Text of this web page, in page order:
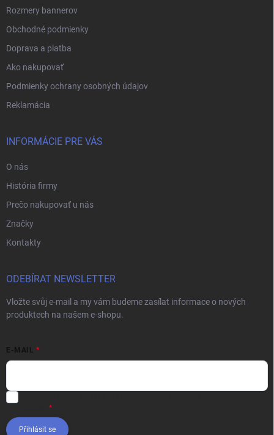
Rozmery bannerov
Obchodné podmienky
Doprava a platba
Ako nakupovať
Podmienky ochrany osobných údajov
Reklamácia
INFORMÁCIE PRE VÁS
O nás
História firmy
Prečo nakupovať u nás
Značky
Kontakty
ODEBÍRAT NEWSLETTER
Vložte svůj e-mail a my vám budeme zasílat informace o nových
produktech na našem e-shopu.
E-MAIL
Přihlásit se